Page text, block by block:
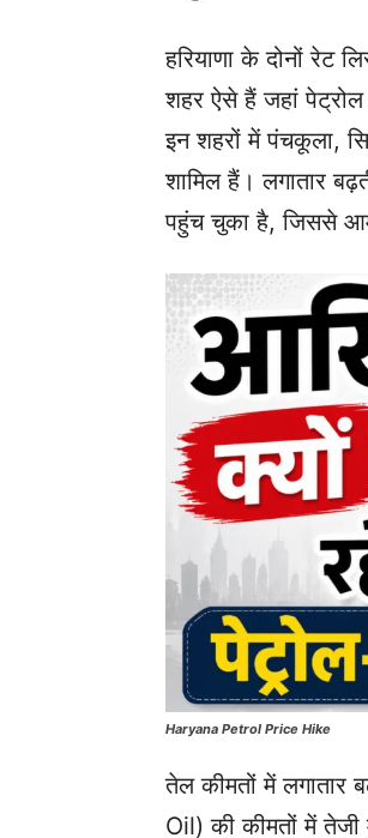
हरियाणा के दोनों रेट
शहर ऐसे हैं जहां
इन शहरों में पंचकूला,
शामिल हैं। लगातार
पहुंच चुका है, जिससे आम
Haryana Petrol Price Hike
तेल कीमतों में लगातार
Oil) की कीमतों में